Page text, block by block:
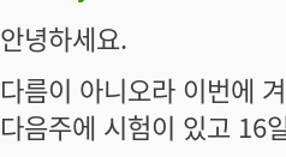
안녕하세요.
다름이 아니오라 이번에
다음주에 시험이 있고 16